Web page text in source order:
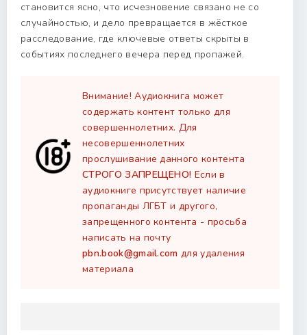
становится ясно, что исчезновение связано не со
случайностью, и дело превращается в жёсткое
расследование, где ключевые ответы скрыты в
событиях последнего вечера перед пропажей.
Внимание! Аудиокнига может
содержать контент только для
совершеннолетних. Для
несовершеннолетних
прослушивание данного контента
СТРОГО ЗАПРЕЩЕНО! Если в
аудиокниге присутствует наличие
пропаганды ЛГБТ и другого,
запрещенного контента - просьба
написать на почту
pbn.book@gmail.com для удаления
материала